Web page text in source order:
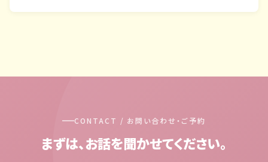
CONTACT / お問い合わせ・ご予約
まずは、お話を聞かせてください。